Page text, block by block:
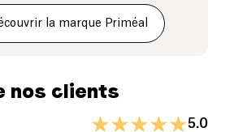
la marque Priméal
nos clients
5.0